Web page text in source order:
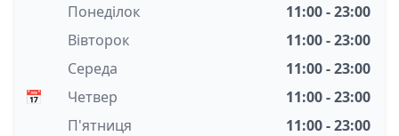
📅
Понеділок
11:00 - 23:00
Вівторок
11:00 - 23:00
Середа
11:00 - 23:00
Четвер
11:00 - 23:00
П'ятниця
11:00 - 23:00